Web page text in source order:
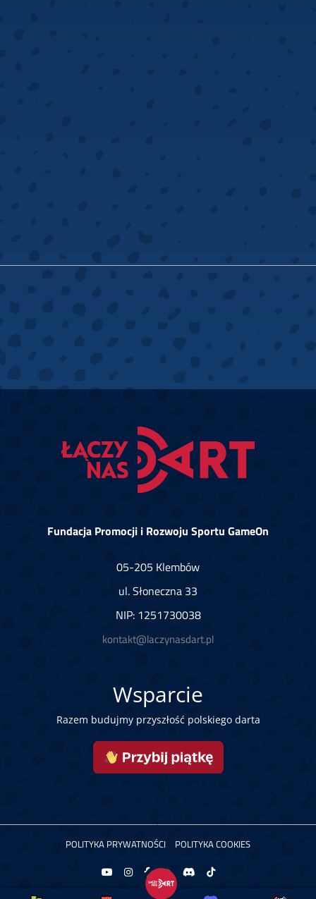
Fundacja Promocji i Rozwoju Sportu GameOn
05-205 Klembów
ul. Słoneczna 33
NIP: 1251730038
kontakt@laczynasdart.pl
Wsparcie
Razem budujmy przyszłość polskiego darta
POLITYKA PRYWATNOŚCI POLITYKA COOKIES